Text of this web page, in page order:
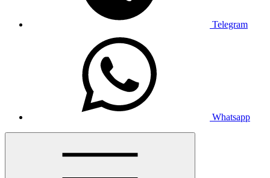
Telegram
Whatsapp